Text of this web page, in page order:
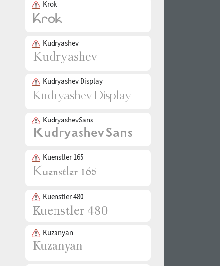
Krok
Kudryashev
Kudryashev Display
KudryashevSans
Kuenstler 165
Kuenstler 480
Kuzanyan